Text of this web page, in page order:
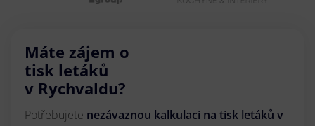
Máte zájem o
tisk letáků
v Rychvaldu?
Potřebujete nezávaznou kalkulaci na tisk letáků v